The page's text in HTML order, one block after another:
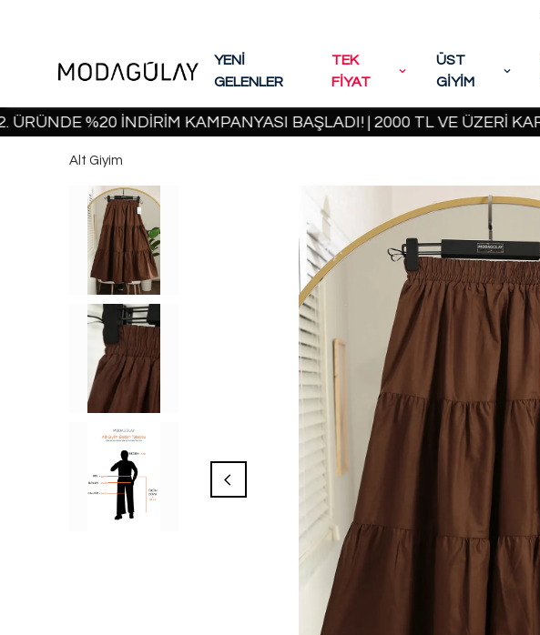
YENİ
GELENLER
TEK
FİYAT
ÜST
GİYİM
%20 İNDİRİM KAMPANYASI BAŞLADI! | 2000 TL VE ÜZERİ KARGO
Alt Giyim